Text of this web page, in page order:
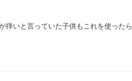
痒いと言っていた子供もこれを使ったら